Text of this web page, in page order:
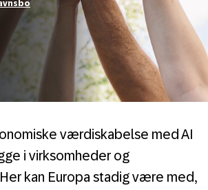
værdiskabelse med AI
i virksomheder og
kan Europa stadig være med,